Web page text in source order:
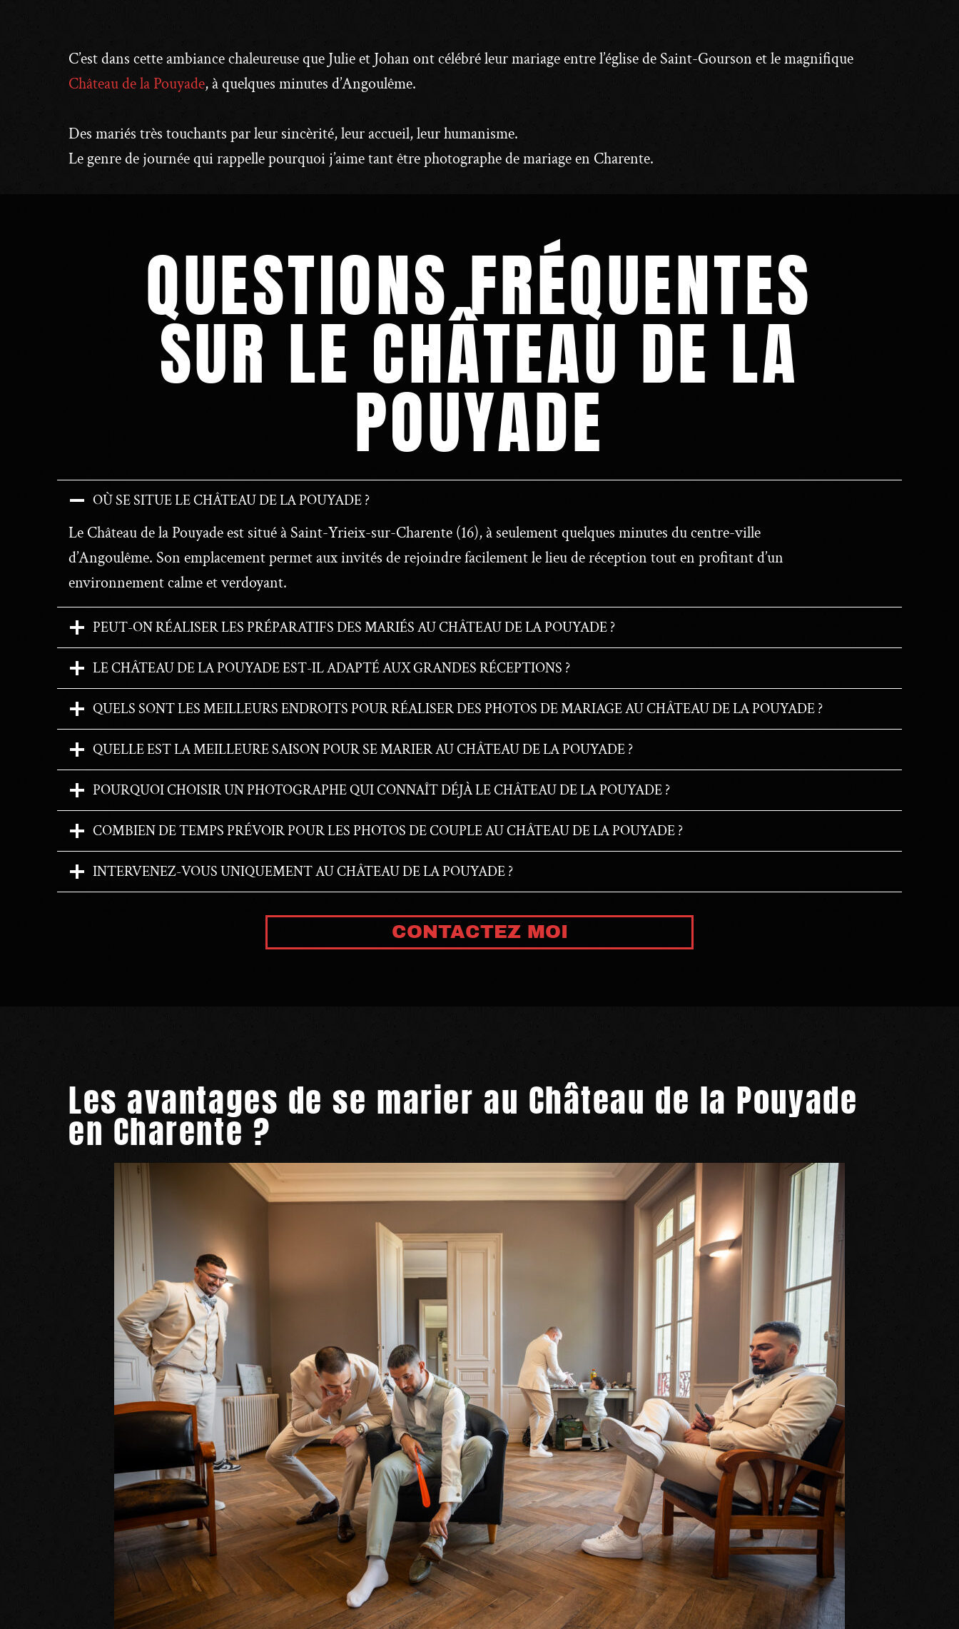
C’est dans cette ambiance chaleureuse que Julie et Johan ont célébré leur mariage entre l’église de Saint-Gourson et le magnifique
Château de la Pouyade, à quelques minutes d’Angoulême.
Des mariés très touchants par leur sincèrité, leur accueil, leur humanisme.
Le genre de journée qui rappelle pourquoi j’aime tant être photographe de mariage en Charente.
QUESTIONS FRÉQUENTES
SUR LE CHÂTEAU DE LA
POUYADE
OÙ SE SITUE LE CHÂTEAU DE LA POUYADE ?
Le Château de la Pouyade est situé à Saint-Yrieix-sur-Charente (16), à seulement quelques minutes du centre-ville
d’Angoulême. Son emplacement permet aux invités de rejoindre facilement le lieu de réception tout en profitant d’un
environnement calme et verdoyant.
PEUT-ON RÉALISER LES PRÉPARATIFS DES MARIÉS AU CHÂTEAU DE LA POUYADE ?
LE CHÂTEAU DE LA POUYADE EST-IL ADAPTÉ AUX GRANDES RÉCEPTIONS ?
QUELS SONT LES MEILLEURS ENDROITS POUR RÉALISER DES PHOTOS DE MARIAGE AU CHÂTEAU DE LA POUYADE ?
QUELLE EST LA MEILLEURE SAISON POUR SE MARIER AU CHÂTEAU DE LA POUYADE ?
POURQUOI CHOISIR UN PHOTOGRAPHE QUI CONNAÎT DÉJÀ LE CHÂTEAU DE LA POUYADE ?
COMBIEN DE TEMPS PRÉVOIR POUR LES PHOTOS DE COUPLE AU CHÂTEAU DE LA POUYADE ?
INTERVENEZ-VOUS UNIQUEMENT AU CHÂTEAU DE LA POUYADE ?
CONTACTEZ MOI
Les avantages de se marier au Château de la Pouyade
en Charente ?